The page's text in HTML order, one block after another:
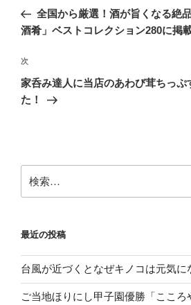
ナ
ゲ
ー
シ
の
投
全国から厳選！酒が旨くなる絶
酒肴」ベストコレクション280に掲
次
の
投
次
家呑み達人に当店のあわび茸ちっぷ
た！
索:
最近の投稿
台風が近づくとなぜキノコは元気に
ご当地ほりにし甲子園優勝「ここ